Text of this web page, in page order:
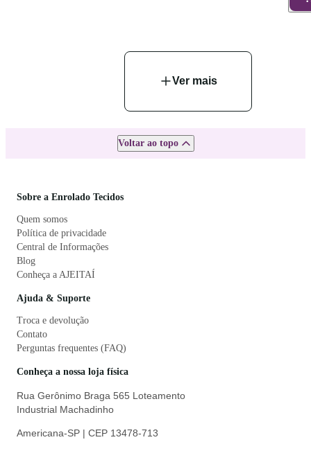
Ver mais
Voltar ao topo
Sobre a Enrolado Tecidos
Quem somos
Política de privacidade
Central de Informações
Blog
Conheça a AJEITAÍ
Ajuda & Suporte
Troca e devolução
Contato
Perguntas frequentes (FAQ)
Conheça a nossa loja física
Rua Gerônimo Braga 565 Loteamento
Industrial Machadinho
Americana-SP | CEP 13478-713